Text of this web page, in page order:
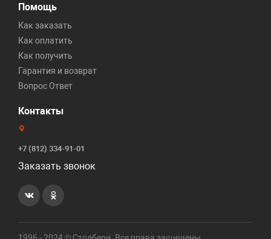
Помощь
Как заказать
Как оплатить
Как получить
Гарантия и возврат
Вопрос Ответ
Контакты
+7 (812) 334-91-01
Заказать звонок